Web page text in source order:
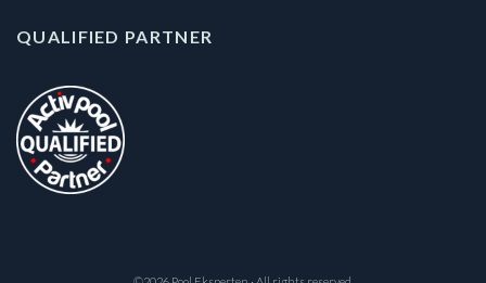
QUALIFIED PARTNER